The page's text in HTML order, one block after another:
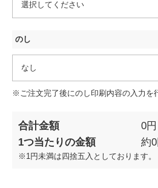
のし
※ご注文完了後にのし印刷内容の入力を
合計金額 0円
1つ当たりの金額
約0
※1円未満は四捨五入としております。